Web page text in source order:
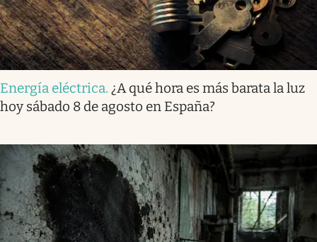
Energía eléctrica. ¿A qué hora es más barata la luz
hoy sábado 8 de agosto en España?